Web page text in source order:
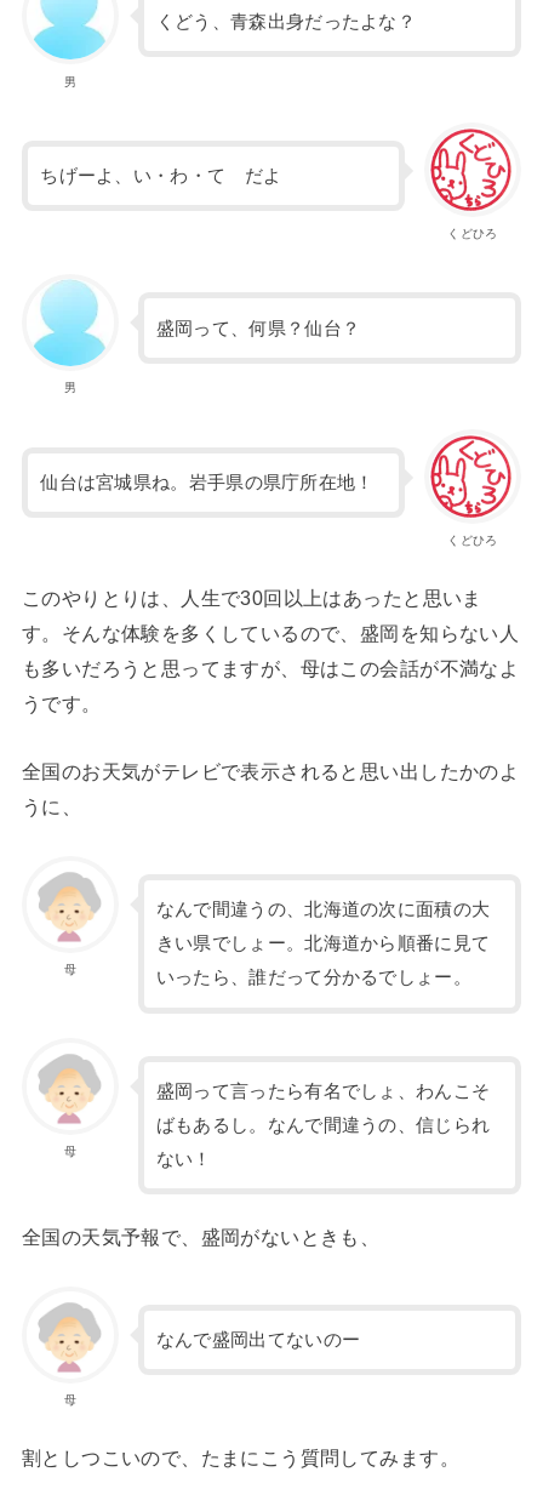
男
くどう、青森出身だったよな？
くどひろ
ちげーよ、い・わ・て だよ
男
盛岡って、何県？仙台？
くどひろ
仙台は宮城県ね。岩手県の県庁所在地！
このやりとりは、人生で30回以上はあったと思いま
す。そんな体験を多くしているので、盛岡を知らない人
も多いだろうと思ってますが、母はこの会話が不満なよ
うです。
全国のお天気がテレビで表示されると思い出したかのよ
うに、
母
なんで間違うの、北海道の次に面積の大
きい県でしょー。北海道から順番に見て
いったら、誰だって分かるでしょー。
母
盛岡って言ったら有名でしょ、わんこそ
ばもあるし。なんで間違うの、信じられ
ない！
全国の天気予報で、盛岡がないときも、
母
なんで盛岡出てないのー
割としつこいので、たまにこう質問してみます。